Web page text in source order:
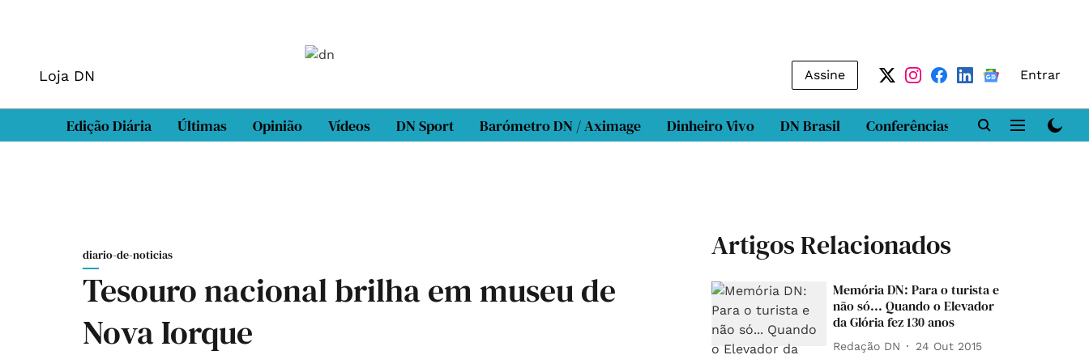
Loja DN Assine Entrar
Edição Diária Últimas Opinião Vídeos DN Sport Barómetro DN / Aximage Dinheiro Vivo DN Brasil Conferências DN LAB
diario-de-noticias
Tesouro nacional brilha em museu de
Nova Iorque
Artigos Relacionados
Memória DN: Para o turista e
não só... Quando o Elevador
da Glória fez 130 anos
Redação DN 24 Out 2015